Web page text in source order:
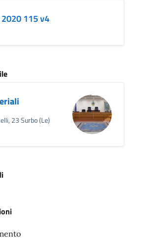
2020 115 v4
23 Surbo (Le)